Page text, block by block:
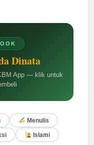
Dinata
App — klik untuk
Menulis
Islami